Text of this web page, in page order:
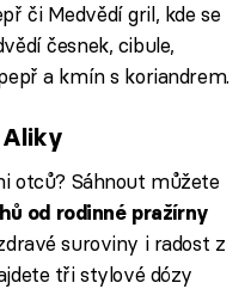
či Medvědí gril, kde se
česnek, cibule,
a kmín s koriandrem.
otců? Sáhnout můžete
od rodinné pražírny
suroviny i radost z
tři stylové dózy